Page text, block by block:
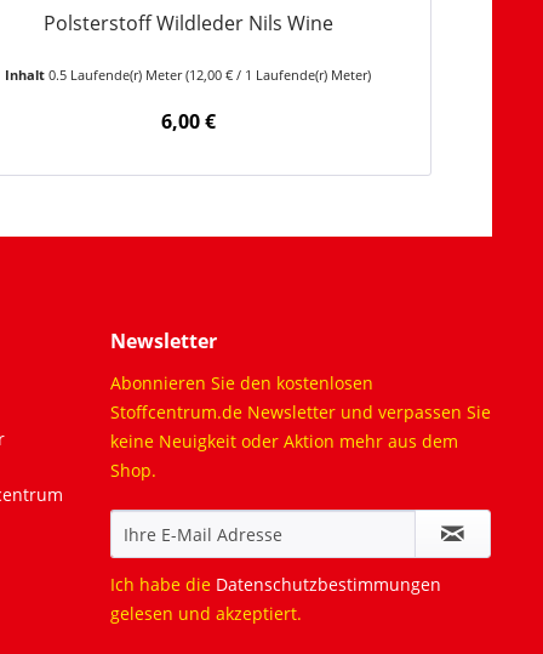
Polsterstoff Wildleder Nils Wine
Inhalt0.5 Laufende(r) Meter(12,00 € / 1 Laufende(r) Meter)
6,00 €
Newsletter
Abonnieren Sie den kostenlosen
Stoffcentrum.de Newsletter und verpassen Sie
keine Neuigkeit oder Aktion mehr aus dem
Shop.
Ich habe die Datenschutzbestimmungen
gelesen und akzeptiert.